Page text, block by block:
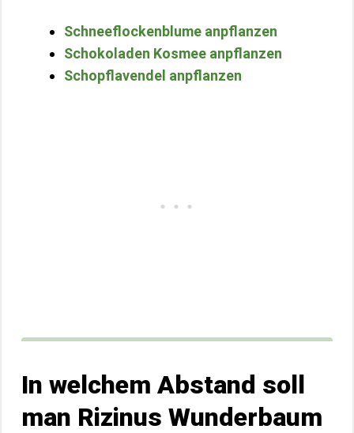
Schneeflockenblume anpflanzen
Schokoladen Kosmee anpflanzen
Schopflavendel anpflanzen
In welchem Abstand soll
man Rizinus Wunderbaum